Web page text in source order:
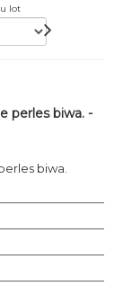
lot
perles biwa. -
biwa.